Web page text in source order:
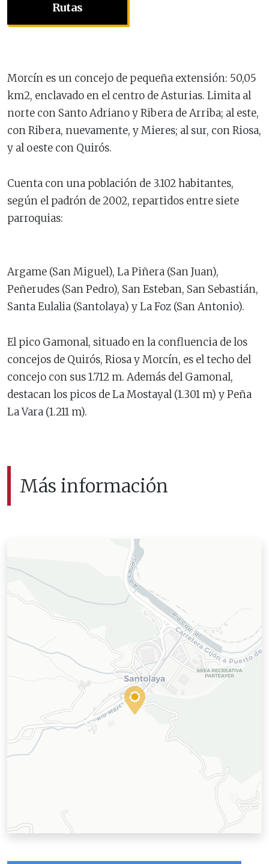
Rutas
Morcín es un concejo de pequeña extensión: 50,05
km2, enclavado en el centro de Asturias. Limita al
norte con Santo Adriano y Ribera de Arriba; al este,
con Ribera, nuevamente, y Mieres; al sur, con Riosa,
y al oeste con Quirós.
Cuenta con una población de 3.102 habitantes,
según el padrón de 2002, repartidos entre siete
parroquias:
Argame (San Miguel), La Piñera (San Juan),
Peñerudes (San Pedro), San Esteban, San Sebastián,
Santa Eulalia (Santolaya) y La Foz (San Antonio).
El pico Gamonal, situado en la confluencia de los
concejos de Quirós, Riosa y Morcín, es el techo del
concejo con sus 1.712 m. Además del Gamonal,
destacan los picos de La Mostayal (1.301 m) y Peña
La Vara (1.211 m).
Más información